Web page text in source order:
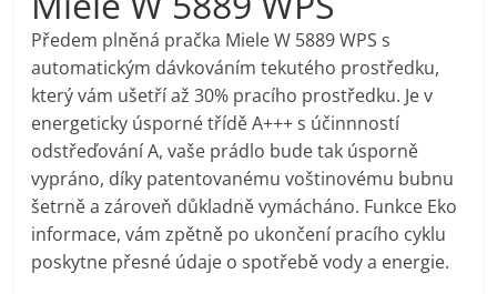
porovnání,
pračky,
televize,
notebooky,
mobilní
Předem plněná pračka Miele W 5889 WPS s
automatickým dávkováním tekutého prostředku,
který vám ušetří až 30% pracího prostředku. Je v
energeticky úsporné třídě A+++ s účinnností
odstřeďování A, vaše prádlo bude tak úsporně
vypráno, díky patentovanému voštinovému bubnu
šetrně a zároveň důkladně vymácháno. Funkce Eko
informace, vám zpětně po ukončení pracího cyklu
poskytne přesné údaje o spotřebě vody a energie.